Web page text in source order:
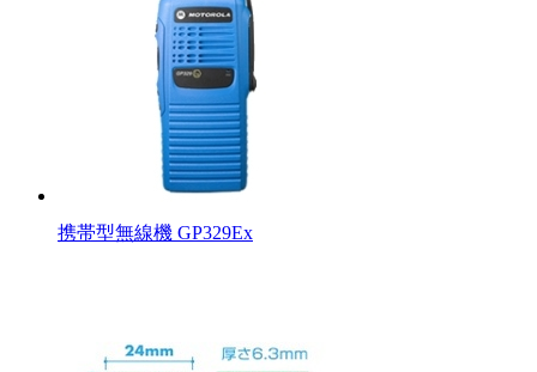
携帯型無線機 GP329Ex